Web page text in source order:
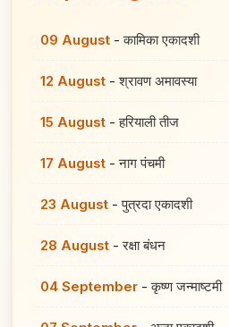
09 August -कामिका एकादशी
12 August -श्रावण अमावस्या
15 August -हरियाली तीज
17 August -नाग पंचमी
23 August -पुत्रदा एकादशी
28 August -रक्षा बंधन
04 September -कृष्ण जन्माष्टमी